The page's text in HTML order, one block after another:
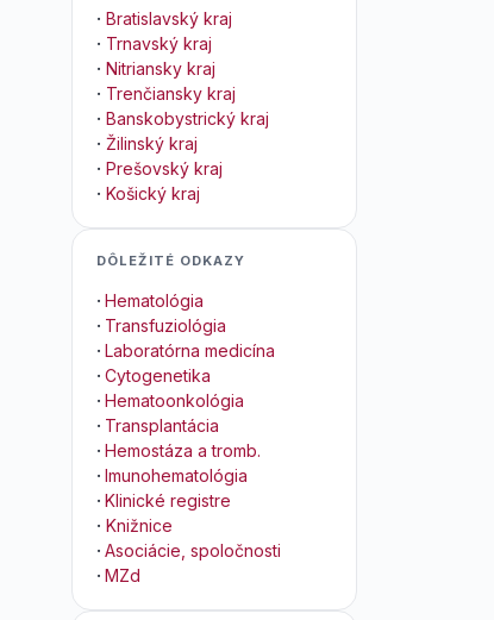
· Bratislavský kraj
· Trnavský kraj
· Nitriansky kraj
· Trenčiansky kraj
· Banskobystrický kraj
· Žilinský kraj
· Prešovský kraj
· Košický kraj
DÔLEŽITÉ ODKAZY
· Hematológia
· Transfuziológia
· Laboratórna medicína
· Cytogenetika
· Hematoonkológia
· Transplantácia
· Hemostáza a tromb.
· Imunohematológia
· Klinické registre
· Knižnice
· Asociácie, spoločnosti
· MZd